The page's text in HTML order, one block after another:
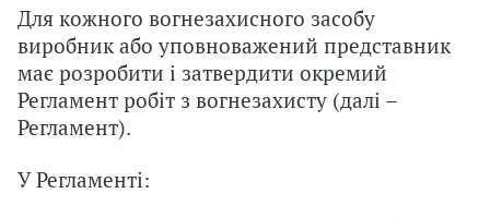
Для кожного вогнезахисного засобу
виробник або уповноважений представник
має розробити і затвердити окремий
Регламент робіт з вогнезахисту (далі –
Регламент).
У Регламенті: